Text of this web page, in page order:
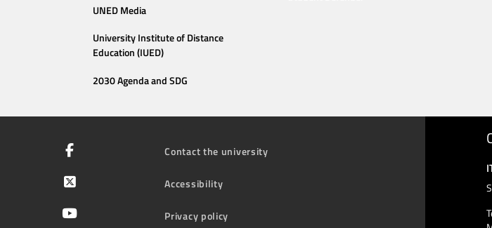
UNED Media
University Institute of Distance
Education (IUED)
2030 Agenda and SDG
Contact the university
Accessibility
Privacy policy